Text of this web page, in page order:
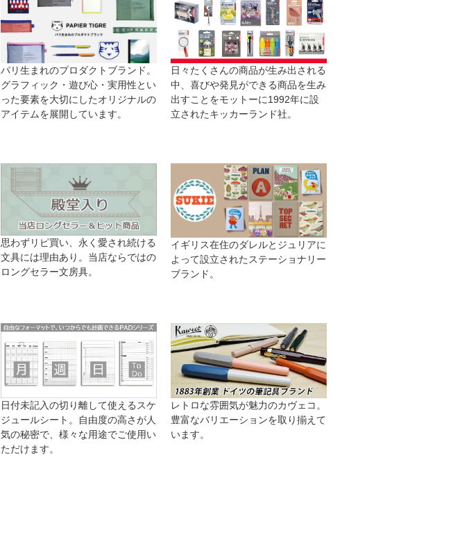
パリ生まれのプロダクトブランド。
グラフィック・遊び心・実用性とい
った要素を大切にしたオリジナルの
アイテムを展開しています。
日々たくさんの商品が生み出される
中、喜びや発見ができる商品を生み
出すことをモットーに1992年に設
立されたキッカーランド社。
思わずリピ買い、永く愛され続ける
文具には理由あり。当店ならではの
ロングセラー文房具。
イギリス在住のダレルとジュリアに
よって設立されたステーショナリー
ブランド。
日付未記入の切り離して使えるスケ
ジュールシート。自由度の高さが人
気の秘密で、様々な用途でご使用い
ただけます。
レトロな雰囲気が魅力のカヴェコ。
豊富なバリエーションを取り揃えて
います。